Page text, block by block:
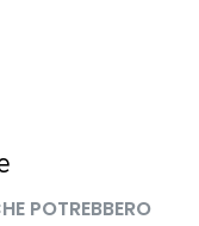
POTREBBERO